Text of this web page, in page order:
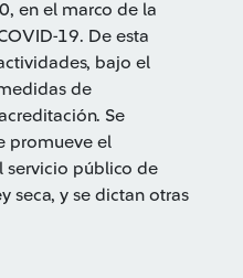
en el marco de la
19. De esta
bajo el
de
Se
promueve el
servicio público de
seca, y se dictan otras